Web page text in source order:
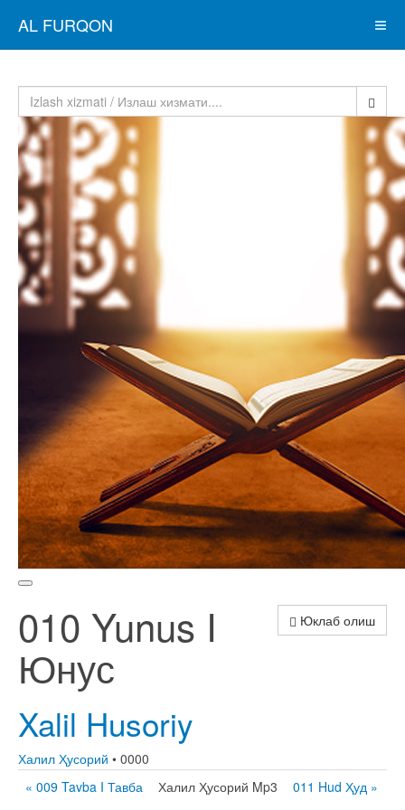
AL FURQON
Юклаб олиш
010 Yunus I
Юнус
Xalil Husoriy
Халил Ҳусорий • 0000
« 009 Tavba I Тавба
Халил Ҳусорий Mp3 011 Hud Ҳуд »